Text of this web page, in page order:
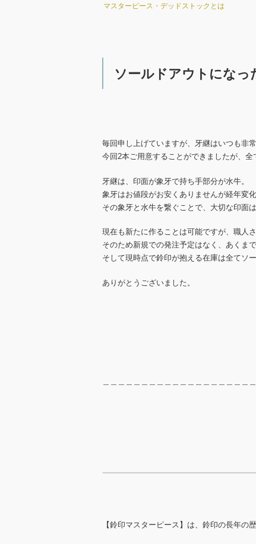
マスターピース・デッドストックとは
ソールドアウトになっ
毎回申し上げていますが、牙継はいつも非
今回2本ご用意することができましたが、全
牙継は、印面が象牙で持ち手部分が水牛。
象牙はお値段がお安くありませんが経年変
その象牙と水牛を繋ぐことで、大切な印面
現在も新たに作ることは可能ですが、職人
そのため新規での発注予定はなく、あくま
そして現時点で鈴印が抱える在庫は全てソ
ありがとうございました。
【鈴印マスターピース】は、鈴印の長年の